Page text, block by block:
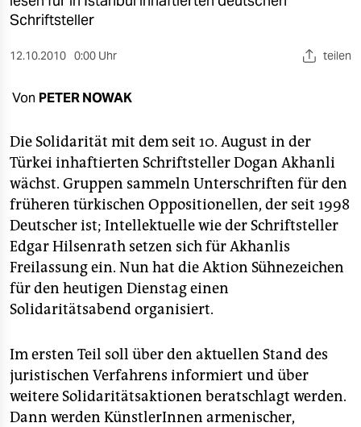
kultur
sport
wahrheit
verlag
verlag
veranstaltungen
shop
fragen & hilfe
unterstützen
abo
genossenschaft
Schriftsteller
12.10.2010 0:00 Uhr teilen
Von PETER NOWAK
Die Solidarität mit dem seit 10. August in der
Türkei inhaftierten Schriftsteller Dogan Akhanli
wächst. Gruppen sammeln Unterschriften für den
früheren türkischen Oppositionellen, der seit 1998
Deutscher ist; Intellektuelle wie der Schriftsteller
Edgar Hilsenrath setzen sich für Akhanlis
Freilassung ein. Nun hat die Aktion Sühnezeichen
für den heutigen Dienstag einen
Solidaritätsabend organisiert.
Im ersten Teil soll über den aktuellen Stand des
juristischen Verfahrens informiert und über
weitere Solidaritätsaktionen beratschlagt werden.
Dann werden KünstlerInnen armenischer,